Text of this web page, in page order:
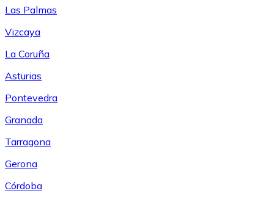
Las Palmas
Vizcaya
La Coruña
Asturias
Pontevedra
Granada
Tarragona
Gerona
Córdoba